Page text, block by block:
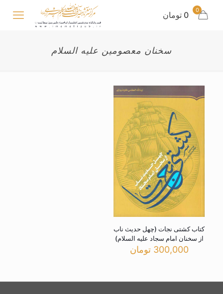
0 0 تومان
سخنان معصومین علیه السلام
کتاب کشتی نجات (چهل حدیث ناب
از سخنان امام سجاد علیه السلام)
300,000 تومان